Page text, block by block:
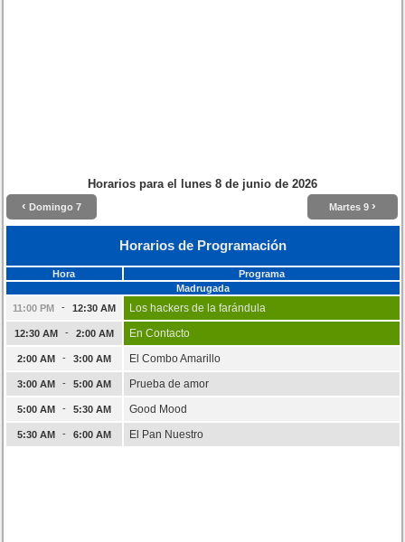
Horarios para el lunes 8 de junio de 2026
‹ Domingo 7 Martes 9 ›
Horarios de Programación
Hora
Programa
Madrugada
11:00 PM
- 12:30 AM Los hackers de la farándula
12:30 AM - 2:00 AM En Contacto
2:00 AM - 3:00 AM El Combo Amarillo
3:00 AM - 5:00 AM Prueba de amor
5:00 AM - 5:30 AM Good Mood
5:30 AM - 6:00 AM El Pan Nuestro